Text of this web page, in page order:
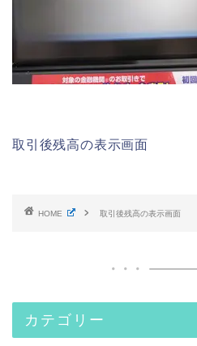
取引後残高の表示画面
HOME 取引後残高の表示画面
カテゴリー